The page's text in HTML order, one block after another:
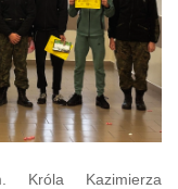
Króla Kazimierza